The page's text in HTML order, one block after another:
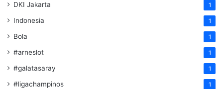
DKI Jakarta 1
Indonesia 1
Bola 1
#arneslot 1
#galatasaray 1
#ligachampinos 1